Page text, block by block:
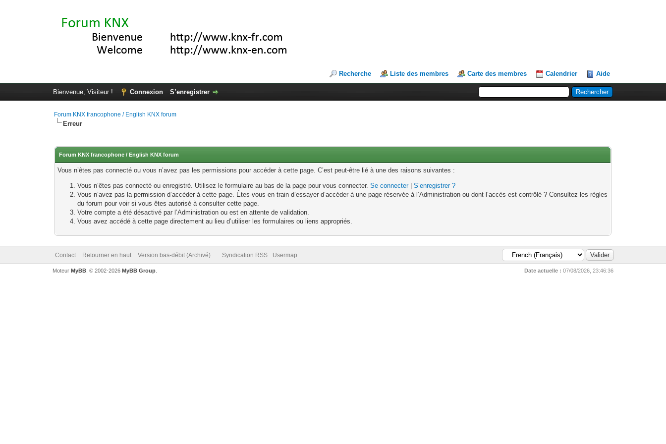
Recherche Liste des membres Carte des membres Calendrier Aide
Bienvenue, Visiteur ! Connexion S’enregistrer
Forum KNX francophone / English KNX forum
Erreur
Forum KNX francophone / English KNX forum
Vous n’êtes pas connecté ou vous n’avez pas les permissions pour accéder à cette page. C’est peut-être lié à une des raisons suivantes :
Vous n’êtes pas connecté ou enregistré. Utilisez le formulaire au bas de la page pour vous connecter.Se connecter|S’enregistrer ?
Vous n’avez pas la permission d’accéder à cette page. Êtes-vous en train d’essayer d’accéder à une page réservée à l’Administration ou dont l’accès est contrôlé ? Consultez les règles
du forum pour voir si vous êtes autorisé à consulter cette page.
Votre compte a été désactivé par l’Administration ou est en attente de validation.
Vous avez accédé à cette page directement au lieu d’utiliser les formulaires ou liens appropriés.
Contact Retourner en haut Version bas-débit (Archivé) Syndication RSS Usermap
Date actuelle : 07/08/2026, 23:46:36
Moteur MyBB, © 2002-2026 MyBB Group.